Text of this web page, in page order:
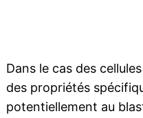
Dans le cas des
des propriétés
potentiellement au